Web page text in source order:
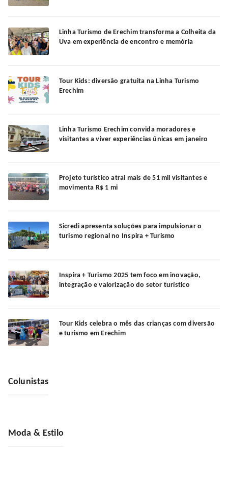
Linha Turismo de Erechim transforma a Colheita da
Uva em experiência de encontro e memória
Tour Kids: diversão gratuita na Linha Turismo
Erechim
Linha Turismo Erechim convida moradores e
visitantes a viver experiências únicas em janeiro
Projeto turístico atrai mais de 51 mil visitantes e
movimenta R$ 1 mi
Sicredi apresenta soluções para impulsionar o
turismo regional no Inspira + Turismo
Inspira + Turismo 2025 tem foco em inovação,
integração e valorização do setor turístico
Tour Kids celebra o mês das crianças com diversão
e turismo em Erechim
Colunistas
Moda & Estilo